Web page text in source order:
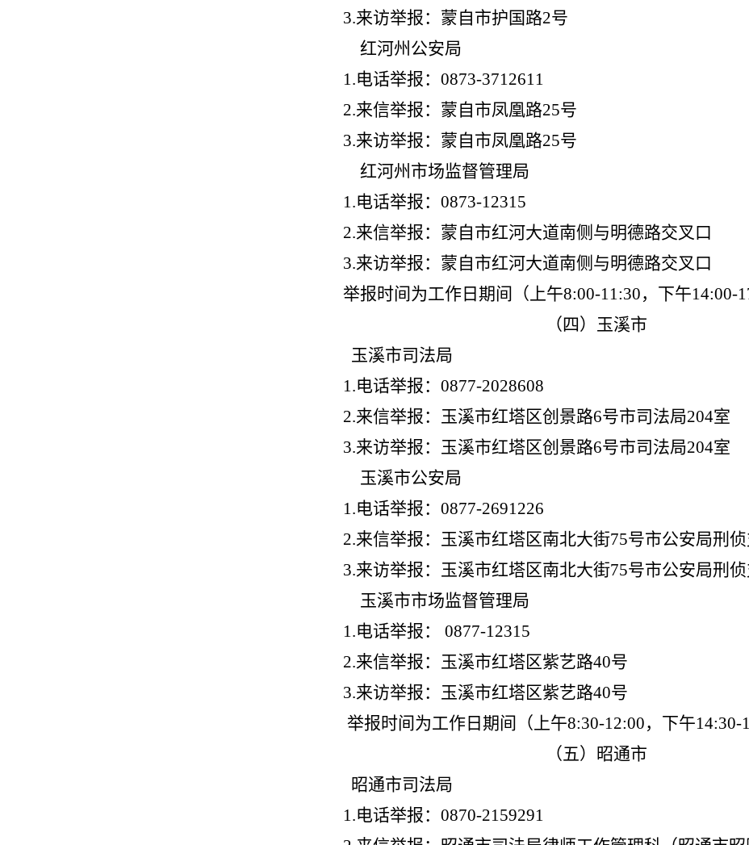
3.来访举报：蒙自市护国路2号
红河州公安局
1.电话举报： 0873-3712611
2.来信举报：蒙自市凤凰路25号
3.来访举报：蒙自市凤凰路25号
红河州市场监督管理局
1.电话举报： 0873-12315
2.来信举报：蒙自市红河大道南侧与明德路交叉口
3.来访举报：蒙自市红河大道南侧与明德路交叉口
举报时间为工作日期间（上午8:00-11:30，下午14:00-
（四）玉溪市
玉溪市司法局
1.电话举报： 0877-2028608
2.来信举报：玉溪市红塔区创景路6号市司法局204室
3.来访举报：玉溪市红塔区创景路6号市司法局204室
玉溪市公安局
1.电话举报： 0877-2691226
2.来信举报：玉溪市红塔区南北大街75号市公安局刑
3.来访举报：玉溪市红塔区南北大街75号市公安局刑
玉溪市市场监督管理局
1.电话举报：
0877-12315
2.来信举报：玉溪市红塔区紫艺路40号
3.来访举报：玉溪市红塔区紫艺路40号
举报时间为工作日期间（上午8:30-12:00，下午14:30-
（五）昭通市
昭通市司法局
1.电话举报： 0870-2159291